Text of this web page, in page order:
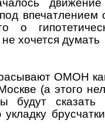
впечатлением
о
хочется думать
ОМОН
(а этого
будут